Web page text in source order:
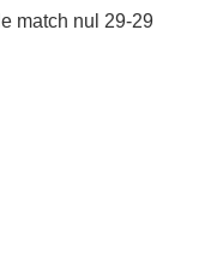
match nul 29-29